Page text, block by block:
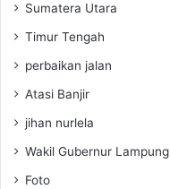
Sumatera Utara
Timur Tengah
perbaikan jalan
Atasi Banjir
jihan nurlela
Wakil Gubernur Lampung
Foto